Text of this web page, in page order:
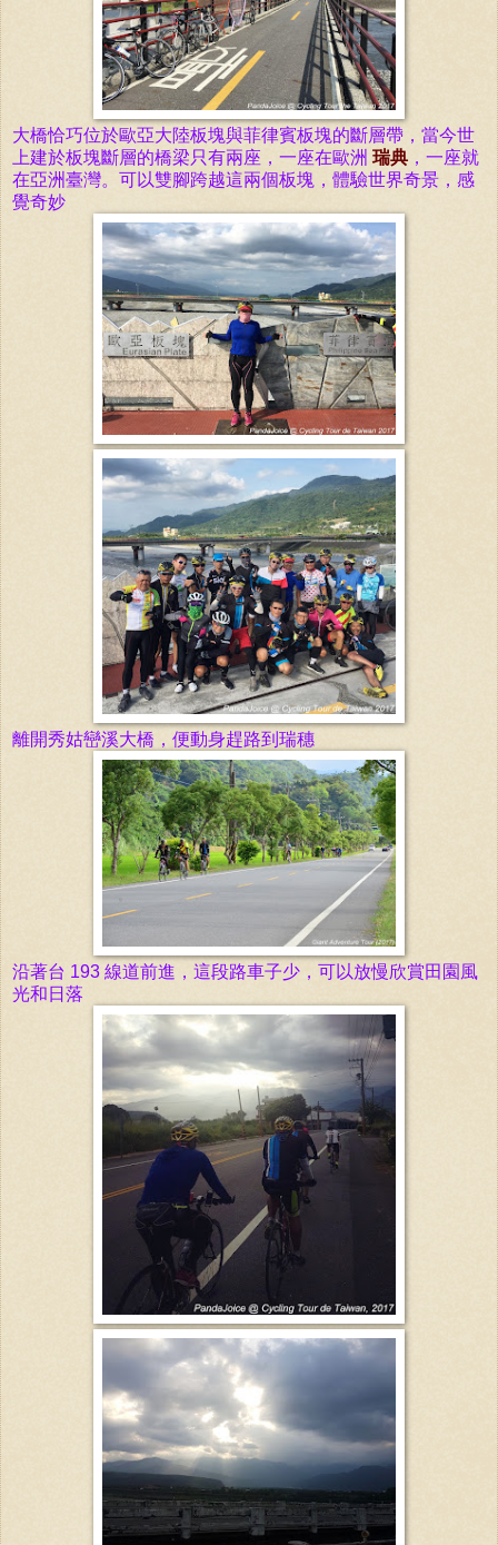
大橋恰巧位於歐亞大陸板塊與菲律賓板塊的斷層帶，當今世
上建於板塊斷層的橋梁只有兩座，一座在歐洲 瑞典 ，一座就
在亞洲臺灣。可以雙腳跨越這兩個板塊，體驗世界奇景，感
覺奇妙
離開秀姑巒溪大橋 ，便動身趕路到瑞穗
沿著台 193 線道前進 ，這段路車子少，可以放慢欣賞田園風
光和日落